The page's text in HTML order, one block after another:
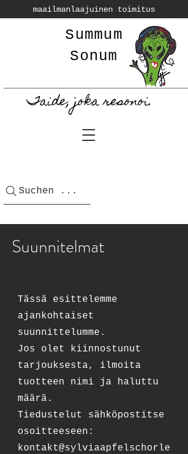
maailmanlaajuinen toimitus
Taide, joka resonoi.
Summum
Sonum
Suchen ...
Suunnitelmat
Tässä esittelemme
ajankohtaiset
suunnittelumme.
Jos olet kiinnostunut
tarjouksesta, ilmoita
tuotteen nimi ja haluttu
määrä.
Tiedustelut sähköpostitse
osoitteeseen:
kontakt@sylviaapfelschorle